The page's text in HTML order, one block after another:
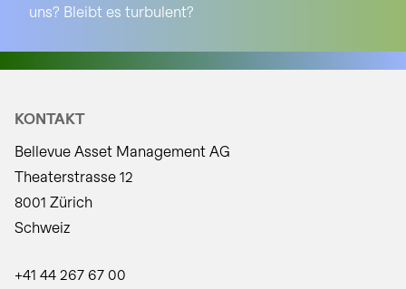
uns? Bleibt es turbulent?
KONTAKT
Bellevue Asset Management AG
Theaterstrasse 12
8001 Zürich
Schweiz
+41 44 267 67 00